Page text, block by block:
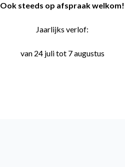
Ook steeds op afspraak welkom!
Jaarlijks verlof:
van 24 juli tot 7 augustus